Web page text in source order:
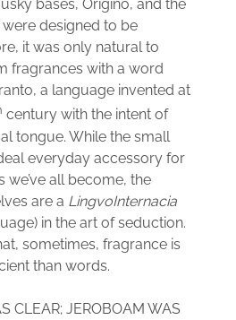
bases, Origino, and the
designed to be
it was only natural to
fragrances with a word
a language invented at
century with the intent of
tongue. While the small
everyday accessory for
all become, the
are a LingvoInternacia
in the art of seduction.
sometimes, fragrance is
than words.
CLEAR; JEROBOAM WAS